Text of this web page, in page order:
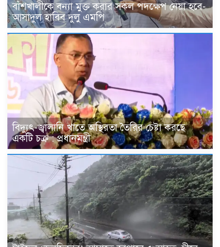
বাঁশখালীকে বন্যা মুক্ত করার সকল পদক্ষেপ নেয়া হবে-
আসাদুল হাবিব দুলু এমপি
বিদ্যুৎ-জ্বালানি খাতে অস্থিরতা তৈরির চেষ্টা করছে
একটি চক্র : প্রধানমন্ত্রী